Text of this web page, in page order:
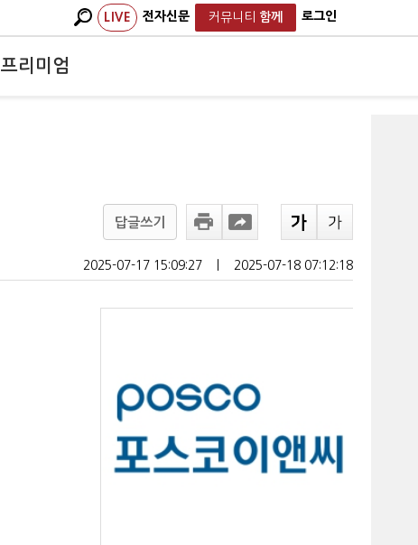
LIVE 전자신문 커뮤니티 함께 로그인
프리미엄
답글쓰기
2025-07-17 15:09:27 2025-07-18 07:12:18